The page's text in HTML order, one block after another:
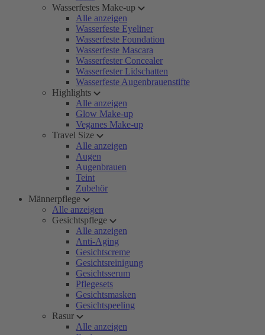
Wasserfestes Make-up
Alle anzeigen
Wasserfeste Eyeliner
Wasserfeste Foundation
Wasserfeste Mascara
Wasserfester Concealer
Wasserfester Lidschatten
Wasserfeste Augenbrauenstifte
Highlights
Alle anzeigen
Glow Make-up
Veganes Make-up
Travel Size
Alle anzeigen
Augen
Augenbrauen
Teint
Zubehör
Männerpflege
Alle anzeigen
Gesichtspflege
Alle anzeigen
Anti-Aging
Gesichtscreme
Gesichtsreinigung
Gesichtsserum
Pflegesets
Gesichtsmasken
Gesichtspeeling
Rasur
Alle anzeigen